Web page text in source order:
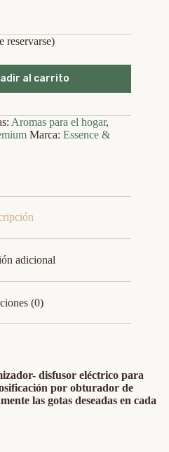
reservarse)
al carrito
Aromas para el hogar,
Marca: Essence &
adicional
(0)
disfusor eléctrico para
por obturador de
las gotas deseadas en cada